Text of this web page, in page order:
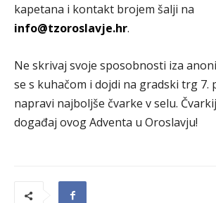
kapetana i kontakt brojem šalji na
info@tzoroslavje.hr.
Ne skrivaj svoje sposobnosti iza
se s kuhačom i dojdi na gradski trg 7.
napravi najboljše čvarke v selu.
događaj ovog Adventa u Oroslavju!